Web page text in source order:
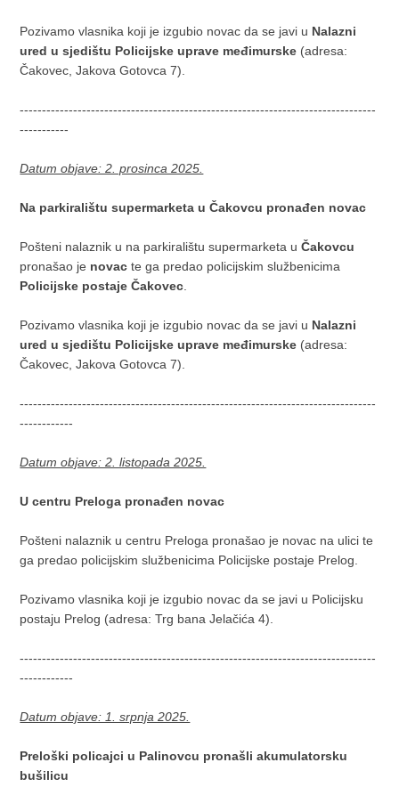
Pozivamo vlasnika koji je izgubio novac da se javi u Nalazni
ured u sjedištu Policijske uprave međimurske (adresa:
Čakovec, Jakova Gotovca 7).
--------------------------------------------------------------------------------
-----------
Datum objave: 2. prosinca 2025.
Na parkiralištu supermarketa u Čakovcu pronađen novac
Pošteni nalaznik u na parkiralištu supermarketa uČakovcu
pronašao je novacte ga predao policijskim službenicima
Policijske postaje Čakovec
Pozivamo vlasnika koji je izgubio novac da se javi u Nalazni
ured u sjedištu Policijske uprave međimurske (adresa:
Čakovec, Jakova Gotovca 7).
--------------------------------------------------------------------------------
------------
Datum objave: 2. listopada 2025.
U centru Preloga pronađen novac
Pošteni nalaznik u centru Preloga pronašao je novac na ulici te
ga predao policijskim službenicima Policijske postaje Prelog.
Pozivamo vlasnika koji je izgubio novac da se javi u Policijsku
postaju Prelog (adresa: Trg bana Jelačića 4).
--------------------------------------------------------------------------------
------------
Datum objave: 1. srpnja 2025.
Preloški policajci u Palinovcu pronašli akumulatorsku
bušilicu